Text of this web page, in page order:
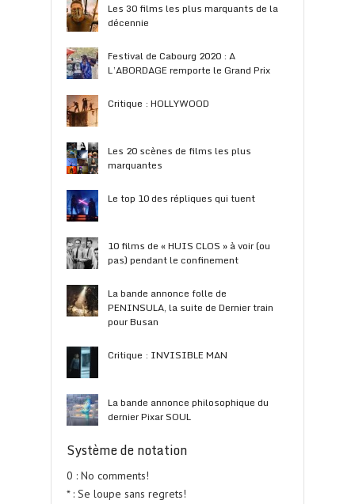
Les 30 films les plus marquants de la
décennie
Festival de Cabourg 2020 : A
L’ABORDAGE remporte le Grand Prix
Critique : HOLLYWOOD
Les 20 scènes de films les plus
marquantes
Le top 10 des répliques qui tuent
10 films de « HUIS CLOS » à voir (ou
pas) pendant le confinement
La bande annonce folle de
PENINSULA, la suite de Dernier train
pour Busan
Critique : INVISIBLE MAN
La bande annonce philosophique du
dernier Pixar SOUL
Système de notation
0 : No comments!
* : Se loupe sans regrets!